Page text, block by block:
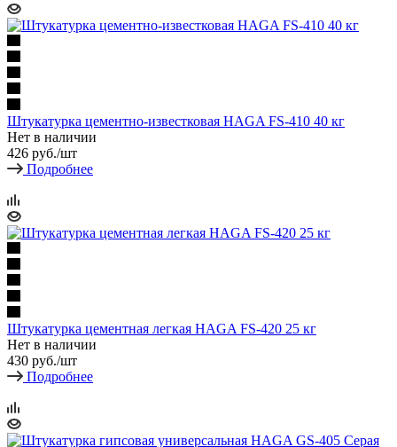
Штукатурка цементно-известковая HAGA FS-410 40 кг
Нет в наличии
426 руб./шт
Подробнее
Штукатурка цементная легкая HAGA FS-420 25 кг
Нет в наличии
430 руб./шт
Подробнее